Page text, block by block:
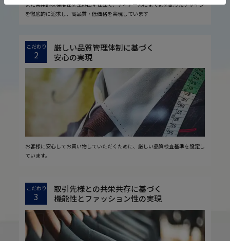
また実用的な機能性を生み出す仕立て、ディテールにまで気を配ったデザイン
を徹底的に追求し、高品質・低価格を実現しています
こだわり
2
厳しい品質管理体制に基づく
安心の実現
お客様に安心してお買い物していただくために、厳しい品質検査基準を設定し
ています。
こだわり
3
取引先様との共栄共存に基づく
機能性とファッション性の実現